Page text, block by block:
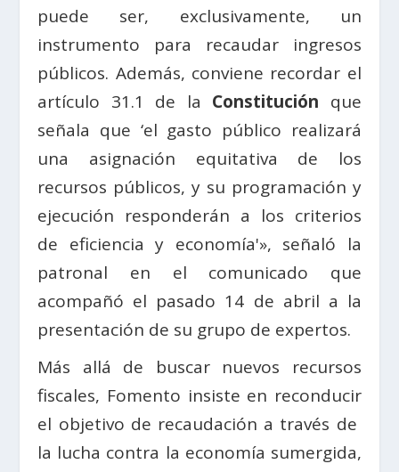
puede ser, exclusivamente, un
instrumento para recaudar ingresos
públicos. Además, conviene recordar el
artículo 31.1 de la Constitución que
señala que ‘el gasto público realizará
una asignación equitativa de los
recursos públicos, y su programación y
ejecución responderán a los criterios
de eficiencia y economía'», señaló la
patronal en el comunicado que
acompañó el pasado 14 de abril a la
presentación de su grupo de expertos.
Más allá de buscar nuevos recursos
fiscales, Fomento insiste en reconducir
el objetivo de recaudación a través de
la lucha contra la economía sumergida,